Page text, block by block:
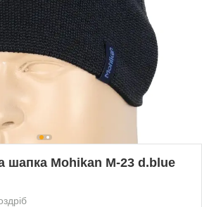
шапка Mohikan M-23 d.blue